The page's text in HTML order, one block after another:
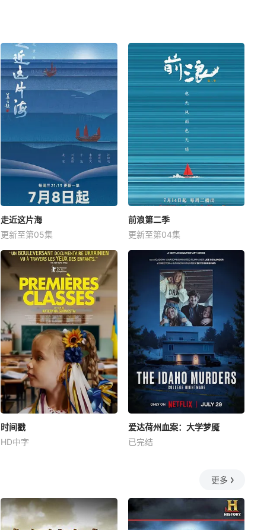
走近这片海
更新至第05集
前浪第二季
更新至第04集
时间戳
HD中字
爱达荷州血案：大学梦魇
已完结
更多